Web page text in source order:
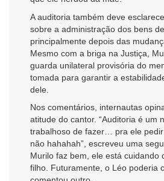
A auditoria também deve
sobre a administração dos bens
principalmente depois das
Mesmo com a briga na Justiça,
guarda unilateral provisória do
tomada para garantir a
dele.
Nos comentários, internautas
atitude do cantor. “Auditoria é um
trabalhoso de fazer… pra ele
não hahahah”, escreveu uma
Murilo faz bem, ele está cuidando
filho. Futuramente, o Léo poderia